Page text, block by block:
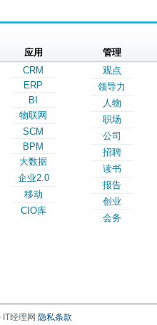
应用
CRM
ERP
BI
物联网
SCM
BPM
大数据
企业2.0
移动
CIO库
管理
观点
领导力
人物
职场
公司
招聘
读书
报告
创业
会务
经理网 隐私条款